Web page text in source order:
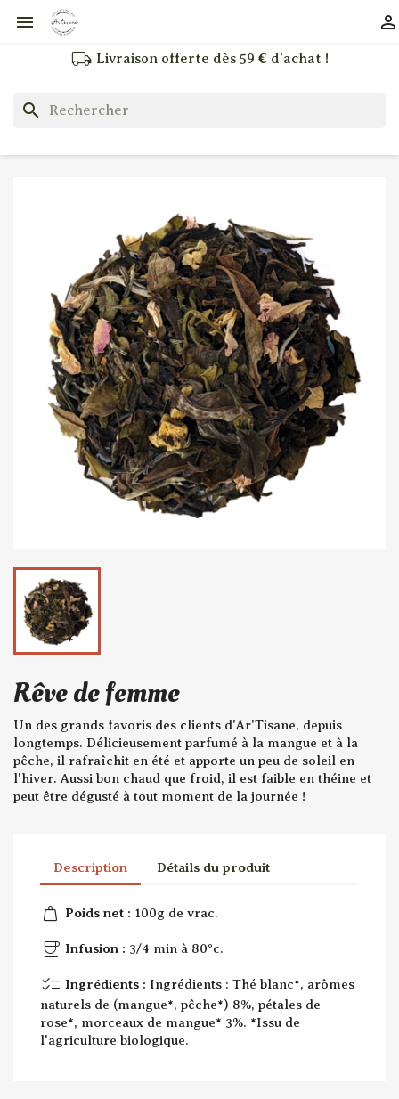
 
local_shipping Livraison offerte dès 59 € d'achat !
search
Rêve de femme
Un des grands favoris des clients d'Ar'Tisane, depuis
longtemps. Délicieusement parfumé à la mangue et à la
pêche, il rafraîchit en été et apporte un peu de soleil en
l'hiver. Aussi bon chaud que froid, il est faible en théine et
peut être dégusté à tout moment de la journée !
Description Détails du produit
weight Poids net : 100g de vrac.
coffee Infusion : 3/4 min à 80°c.
checklist Ingrédients : Ingrédients : Thé blanc*, arômes
naturels de (mangue*, pêche*) 8%, pétales de
rose*, morceaux de mangue* 3%. *Issu de
l'agriculture biologique.